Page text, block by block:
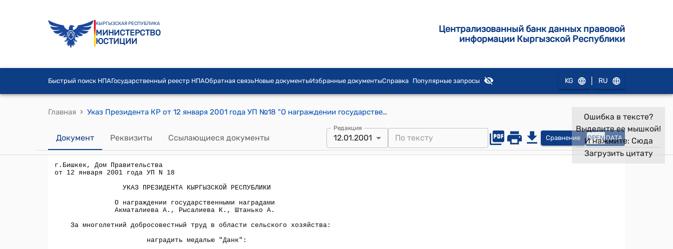
КЫРГЫЗСКАЯ РЕСПУБЛИКА
МИНИСТЕРСТВО
ЮСТИЦИИ
Централизованный банк данных правовой
информации Кыргызской Республики
Быстрый поиск НПАГосударственный реестр НПАОбратная связьНовые документыИзбранные документыСправка Популярные запросы KG RU
Главная › Указ Президента КР от 12 января 2001 года УП №18 "О награждении государственными наградами Акматалиева А., Рысалиева К., Штанько А."
Документ Реквизиты Ссылающиеся документы
Редакция
12.01.2001 Сравнение OPEN DATA
Ошибка в тексте?
Выделите ее мышкой!
И нажмите: Сюда
Загрузить цитату